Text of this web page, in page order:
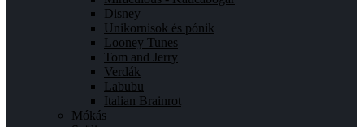
Disney
Unikornisok és pónik
Looney Tunes
Tom and Jerry
Verdák
Labubu
Italian Brainrot
Mókás